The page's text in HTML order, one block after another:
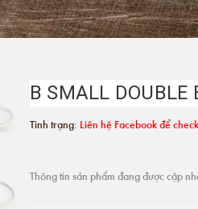
B SMALL DOUBLE
Tình trạng: Liên hệ Facebook để
Thông tin sản phẩm đang được cập